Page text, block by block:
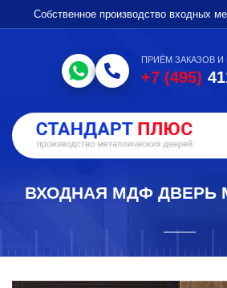
Собственное производство входных
ПРИЁМ ЗАКАЗОВ И
+7 (495)
ВХОДНАЯ МДФ ДВЕРЬ